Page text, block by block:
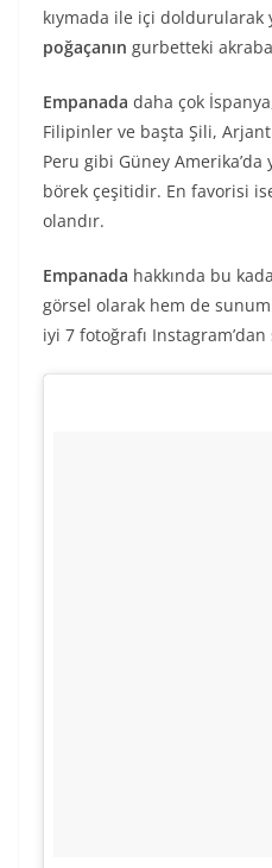
kıymada ile içi doldurularak
poğaçanın gurbetteki
Empanada daha çok
Filipinler ve başta Şili,
Peru gibi Güney
börek çeşitidir. En favorisi
olandır.
Empanada hakkında bu
görsel olarak hem de
iyi 7 fotoğrafı